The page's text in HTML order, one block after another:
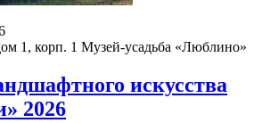
1, корп. 1 Музей-усадьба «Люблино»
искусства
2026